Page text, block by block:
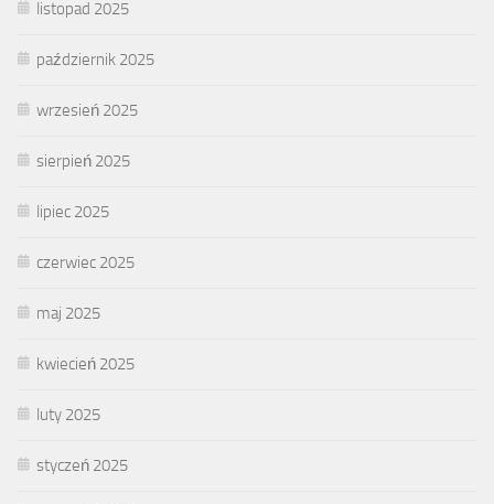
listopad 2025
październik 2025
wrzesień 2025
sierpień 2025
lipiec 2025
czerwiec 2025
maj 2025
kwiecień 2025
luty 2025
styczeń 2025